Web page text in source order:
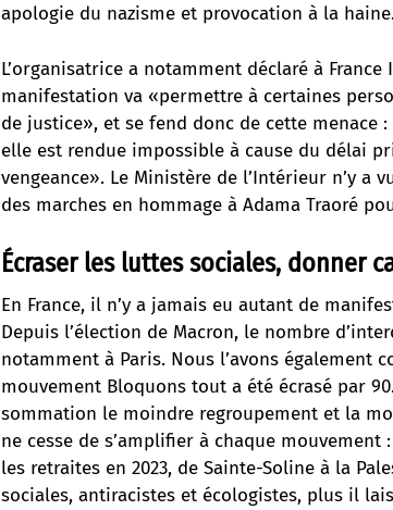
apologie du nazisme et provocation à la
L’organisatrice a notamment déclaré à
manifestation va «permettre à certaines
de justice», et se fend donc de cette menace
elle est rendue impossible à cause du délai
vengeance». Le Ministère de l’Intérieur n’y
des marches en hommage à Adama Traoré
Écraser les luttes sociales, donner
En France, il n’y a jamais eu autant de
Depuis l’élection de Macron, le nombre
notamment à Paris. Nous l’avons également
mouvement Bloquons tout a été écrasé par
sommation le moindre regroupement et la
ne cesse de s’amplifier à chaque
les retraites en 2023, de Sainte-Soline à la
sociales, antiracistes et écologistes, plus il